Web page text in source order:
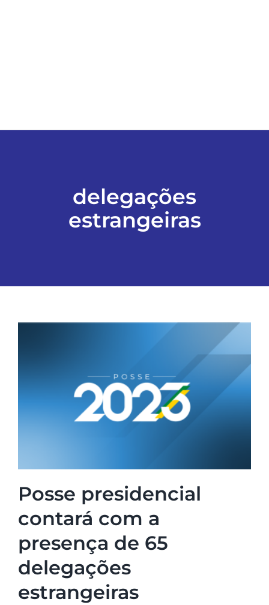
EDIÇÕES EM PDF
delegações
estrangeiras
Posse presidencial
contará com a
presença de 65
delegações
estrangeiras